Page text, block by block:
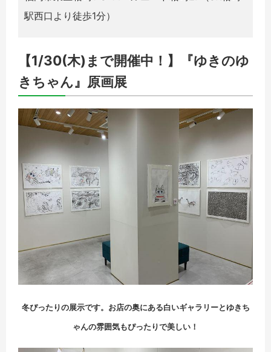
駅西口より徒歩1分）
【1/30(木)まで開催中！】『ゆきのゆ
きちゃん』原画展
冬ぴったりの展示です。お店の奥にある白いギャラリーとゆきち
ゃんの雰囲気もぴったりで美しい！